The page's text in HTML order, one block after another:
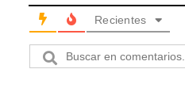
Recientes